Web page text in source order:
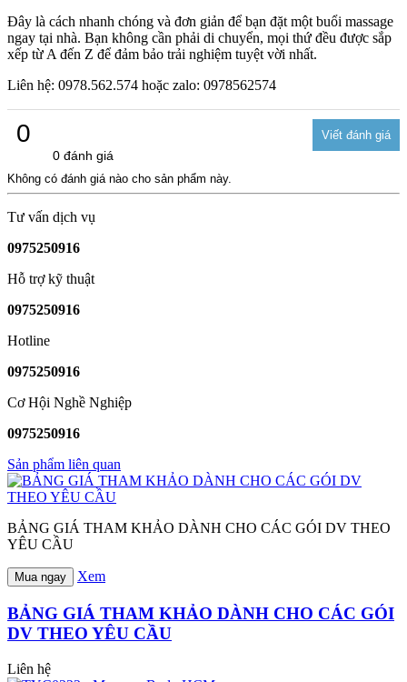
Đây là cách nhanh chóng và đơn giản để bạn đặt một buổi massage
ngay tại nhà. Bạn không cần phải di chuyển, mọi thứ đều được sắp
xếp từ A đến Z để đảm bảo trải nghiệm tuyệt vời nhất.
Liên hệ: 0978.562.574 hoặc zalo: 0978562574
0
0 đánh giá
Không có đánh giá nào cho sản phẩm này.
Tư vấn dịch vụ
0975250916
Hỗ trợ kỹ thuật
0975250916
Hotline
0975250916
Cơ Hội Nghề Nghiệp
0975250916
Sản phẩm liên quan
BẢNG GIÁ THAM KHẢO DÀNH CHO CÁC GÓI DV THEO
YÊU CẦU
Mua ngay Xem
BẢNG GIÁ THAM KHẢO DÀNH CHO CÁC GÓI
DV THEO YÊU CẦU
Liên hệ